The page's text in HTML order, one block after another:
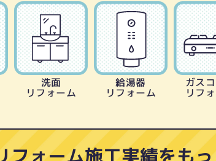
洗面
リフォーム
給湯器
リフォーム
ガス
リフ